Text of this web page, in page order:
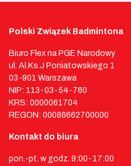
Polski Związek Badmintona
Biuro Flex na PGE Narodowy
ul. Al.Ks.J Poniatowskiego 1
03-901 Warszawa
NIP: 113-03-54-760
KRS: 0000061704
REGON: 00086662700000
Kontakt do biura
pon.-pt. w godz. 9:00-17:00